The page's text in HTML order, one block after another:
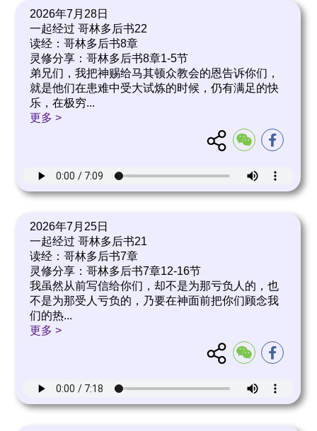
2026年7月28日
一起经过 哥林多后书22
读经：哥林多后书8章
灵修分享：哥林多后书8章1-5节
弟兄们，我把神赐给马其顿众教会的恩告诉你们，
就是他们在患难中受大试炼的时候，仍有满足的快
乐，在极穷...
更多 >
2026年7月25日
一起经过 哥林多后书21
读经：哥林多后书7章
灵修分享：哥林多后书7章12-16节
我虽然从前写信给你们，却不是为那亏负人的，也
不是为那受人亏负的，乃要在神面前把你们顾念我
们的热...
更多 >